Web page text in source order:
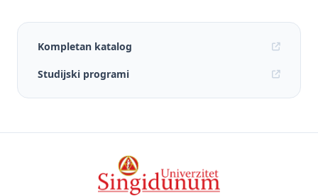
Kompletan katalog
Studijski programi